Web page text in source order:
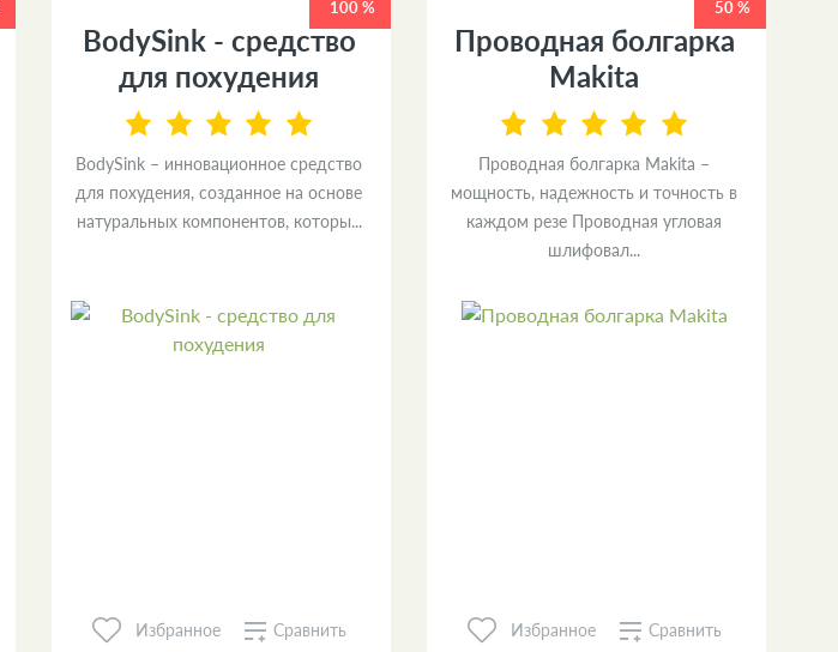
100 %
BodySink - средство
для похудения
BodySink – инновационное средство
для похудения, созданное на основе
натуральных компонентов, которы...
Избранное Сравнить
50 %
Проводная болгарка
Makita
Проводная болгарка Makita –
мощность, надежность и точность в
каждом резе Проводная угловая
шлифовал...
Избранное Сравнить